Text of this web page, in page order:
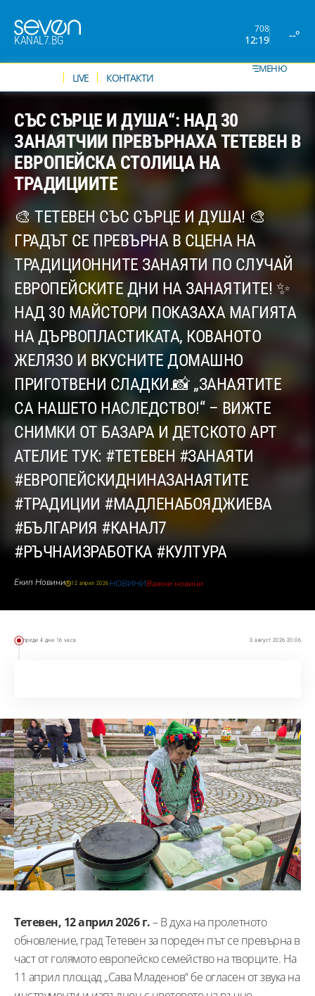
KANAL7.BG
708
12:19 --°
LIVE КОНТАКТИ
МЕНЮ
СЪС СЪРЦЕ И ДУША“: НАД 30
ЗАНАЯТЧИИ ПРЕВЪРНАХА ТЕТЕВЕН В
ЕВРОПЕЙСКА СТОЛИЦА НА
ТРАДИЦИИТЕ
🎨 ТЕТЕВЕН СЪС СЪРЦЕ И ДУША! 🎨
ГРАДЪТ СЕ ПРЕВЪРНА В СЦЕНА НА
ТРАДИЦИОННИТЕ ЗАНАЯТИ ПО СЛУЧАЙ
ЕВРОПЕЙСКИТЕ ДНИ НА ЗАНАЯТИТЕ! ✨
НАД 30 МАЙСТОРИ ПОКАЗАХА МАГИЯТА
НА ДЪРВОПЛАСТИКАТА, КОВАНОТО
ЖЕЛЯЗО И ВКУСНИТЕ ДОМАШНО
ПРИГОТВЕНИ СЛАДКИ.📸 „ЗАНАЯТИТЕ
СА НАШЕТО НАСЛЕДСТВО!“ – ВИЖТЕ
СНИМКИ ОТ БАЗАРА И ДЕТСКОТО АРТ
АТЕЛИЕ ТУК: #ТЕТЕВЕН #ЗАНАЯТИ
#ЕВРОПЕЙСКИДНИНАЗАНАЯТИТЕ
#ТРАДИЦИИ #МАДЛЕНАБОЯДЖИЕВА
#БЪЛГАРИЯ #КАНАЛ7
#РЪЧНАИЗРАБОТКА #КУЛТУРА
Екип Новини 12 април 2026НОВИНИВажни новини
преди 4 дни 16 часа 3 август 2026 20:06
Тетевен, 12 април 2026 г.– В духа на пролетното
обновление, град Тетевен за пореден път се превърна в
част от голямото европейско семейство на творците. На
11 април площад „Сава Младенов“ бе огласен от звука на